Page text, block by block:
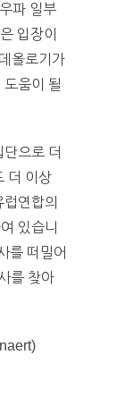
파 일부
입장이
올로기가
움이 될
으로 더
더 이상
연합의
있습니
를 떠밀어
를 찾아